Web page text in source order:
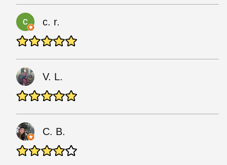
c. r.
V. L.
C. B.